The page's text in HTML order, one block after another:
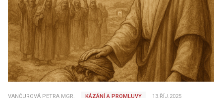
VANČUROVÁ PETRA MGR. KÁZÁNÍ A PROMLUVY 13.ŘÍJ.2025